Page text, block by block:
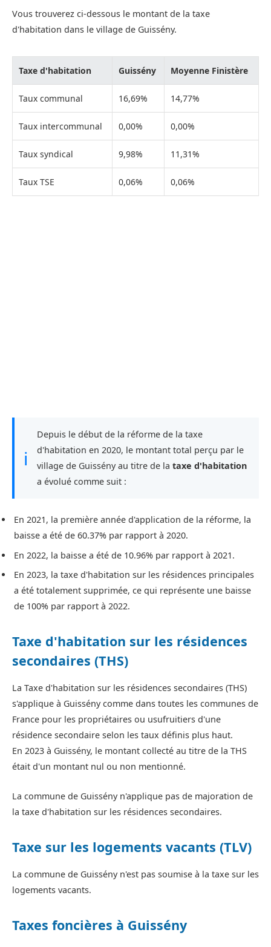
Vous trouverez ci-dessous le montant de la taxe
d'habitation dans le village de Guissény.
Taxe d'habitation Guissény Moyenne Finistère
Taux communal 16,69% 14,77%
Taux intercommunal 0,00% 0,00%
Taux syndical 9,98% 11,31%
Taux TSE 0,06% 0,06%
ℹ
Depuis le début de la réforme de la taxe
d'habitation en 2020, le montant total perçu par le
village de Guissény au titre de la taxe d'habitation
a évolué comme suit :
En 2021, la première année d'application de la réforme, la
baisse a été de 60.37% par rapport à 2020.
En 2022, la baisse a été de 10.96% par rapport à 2021.
En 2023, la taxe d'habitation sur les résidences principales
a été totalement supprimée, ce qui représente une baisse
de 100% par rapport à 2022.
Taxe d'habitation sur les résidences
secondaires (THS)
La Taxe d'habitation sur les résidences secondaires (THS)
s'applique à Guissény comme dans toutes les communes de
France pour les propriétaires ou usufruitiers d'une
résidence secondaire selon les taux définis plus haut.
En 2023 à Guissény, le montant collecté au titre de la THS
était d'un montant nul ou non mentionné.
La commune de Guissény n'applique pas de majoration de
la taxe d'habitation sur les résidences secondaires.
Taxe sur les logements vacants (TLV)
La commune de Guissény n'est pas soumise à la taxe sur les
logements vacants.
Taxes foncières à Guissény